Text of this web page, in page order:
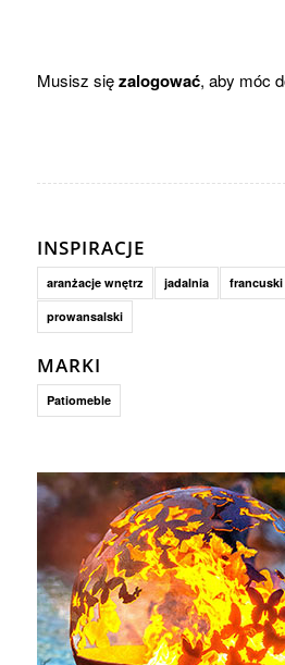
Musisz sięzalogować, aby móc
INSPIRACJE
aranżacje wnętrz jadalnia francuski
prowansalski
MARKI
Patiomeble